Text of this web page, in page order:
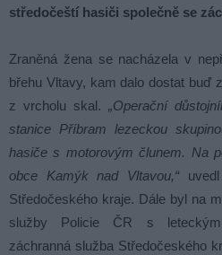
středočeští hasiči společně se
Zraněná žena se nacházela v
břehu Vltavy, kam dalo dostat buď
z vrcholu skal. „Operační
stanice Příbram lezeckou
hasiče s motorovým člunem. Na
obce Kamýk nad Vltavou,“uvedl
Středočeského kraje. Dále byl na
služby Policie ČR s leteckými
záchranná služba Středočeského